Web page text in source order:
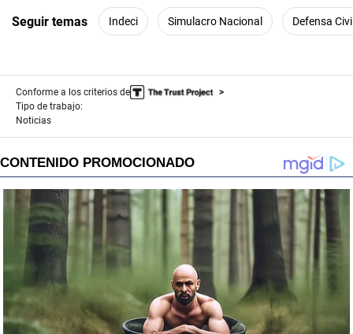
Seguir temas Indeci Simulacro Nacional Defensa
Conforme a los criterios de
Tipo de trabajo:
Noticias